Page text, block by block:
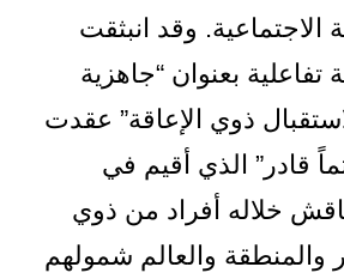
الاجتماعية. وقد انبثقت
بعنوان “جاهزية
ذوي الإعاقة” عقدت
قادر” الذي أقيم في
2015 وناقش خلاله أفراد من ذوي
والمنطقة والعالم شمولهم